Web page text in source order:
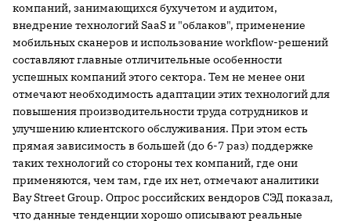
компаний, занимающихся бухучетом и аудитом,
внедрение технологий SaaS и "облаков", применение
мобильных сканеров и использование workflow-решений
составляют главные отличительные особенности
успешных компаний этого сектора. Тем не менее они
отмечают необходимость адаптации этих технологий для
повышения производительности труда сотрудников и
улучшению клиентского обслуживания. При этом есть
прямая зависимость в большей (до 6-7 раз) поддержке
таких технологий со стороны тех компаний, где они
применяются, чем там, где их нет, отмечают аналитики
Bay Street Group. Опрос российских вендоров СЭД показал,
что данные тенденции хорошо описывают реальные